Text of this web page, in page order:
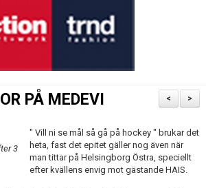
>
<
PÅ MEDEVI
3
" Vill ni se mål så gå på hockey " brukar det
heta, fast det epitet gäller nog även när
man tittar på Helsingborg Östra, speciellt
efter kvällens envig mot gästande HAIS.